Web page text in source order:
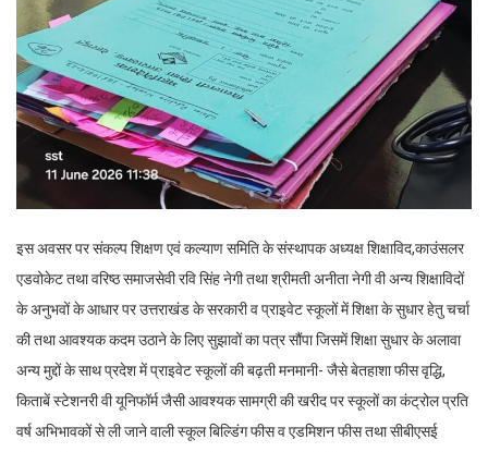
इस अवसर पर संकल्प शिक्षण एवं कल्याण समिति के संस्थापक अध्यक्ष शिक्षाविद,काउंसलर
एडवोकेट तथा वरिष्ठ समाजसेवी रवि सिंह नेगी तथा श्रीमती अनीता नेगी वी अन्य शिक्षाविदों
के अनुभवों के आधार पर उत्तराखंड के सरकारी व प्राइवेट स्कूलों में शिक्षा के सुधार हेतु चर्चा
की तथा आवश्यक कदम उठाने के लिए सुझावों का पत्र सौंपा जिसमें शिक्षा सुधार के अलावा
अन्य मुद्दों के साथ प्रदेश में प्राइवेट स्कूलों की बढ़ती मनमानी- जैसे बेतहाशा फीस वृद्धि,
किताबें स्टेशनरी वी यूनिफॉर्म जैसी आवश्यक सामग्री की खरीद पर स्कूलों का कंट्रोल प्रति
वर्ष अभिभावकों से ली जाने वाली स्कूल बिल्डिंग फीस व एडमिशन फीस तथा सीबीएसई